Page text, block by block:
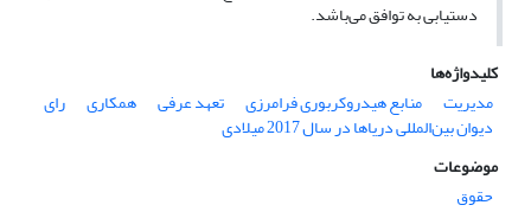
دستیابی به توافق می‌باشد.
کلیدواژه‌ها
مدیریت
منابع هیدروکربوری فرامرزی تعهد عرفی همکاری رای
دیوان بین‌المللی دریاها در سال 2017 میلادی
موضوعات
حقوق